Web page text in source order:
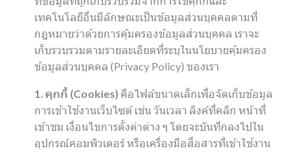
เทคโนโลยีอื่นมีลักษณะเป็นข้อมูลส่วนบุคคลตามที่
กฎหมายว่าด้วยการคุ้มครองข้อมูลส่วนบุคคล เราจะ
เก็บรวบรวมตามรายละเอียดที่ระบุในนโยบายคุ้มครอง
ข้อมูลส่วนบุคคล (Privacy Policy) ของเรา
1. คุกกี้ (Cookies) คือไฟล์ขนาดเล็กเพื่อจัดเก็บข้อมูล
การเข้าใช้งานเว็บไซต์ เช่น วันเวลา ลิงค์ที่คลิก หน้าที่
เข้าชม เงื่อนไขการตั้งค่าต่าง ๆ โดยจะบันทึกลงไปใน
อุปกรณ์คอมพิวเตอร์ หรือเครื่องมือสื่อสารที่เข้าใช้งาน